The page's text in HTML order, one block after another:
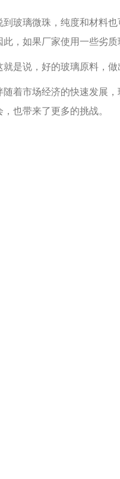
璃微珠，纯度和材料也
此，如果厂家使用一些劣
说，好的玻璃原料，做
市场经济的快速发展，
，也带来了更多的挑战。